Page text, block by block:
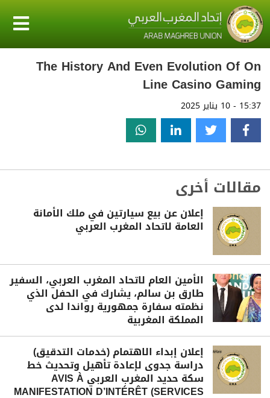
The History And Even Evolution Of On
Line Casino Gaming
15:37 - 10 يناير 2025
مقالات أخرى
إعلان عن بيع سيارتين في ملك الأمانة
العامة لاتحاد المغرب العربي
الأمين العام لاتحاد المغرب العربي، السفير
طارق بن سالم، يشارك في الحفل الذي
نظمته سفارة جمهورية رواندا لدى
المملكة المغربية
إعلان إبداء الاهتمام (خدمات التدقيق)
دراسة جدوى لإعادة تأهيل وتحديث خط
سكة حديد المغرب العربي AVIS À
MANIFESTATION D’INTÉRÊT (SERVICES